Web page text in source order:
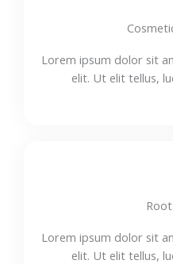
Lorem ipsum dolor sit
elit. Ut elit tellus,
Lorem ipsum dolor sit
elit. Ut elit tellus,